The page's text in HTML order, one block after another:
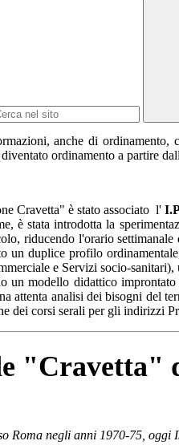
anche di
ordinamento a partire
Cravetta" è stato associato l'
è stata introdotta la
riducendo l'orario
un duplice profilo
e Servizi socio-
un modello didattico
attenta analisi dei bisogni del
dei corsi serali per gli indirizzi
"Cravetta"
Roma negli anni 1970-75, oggi